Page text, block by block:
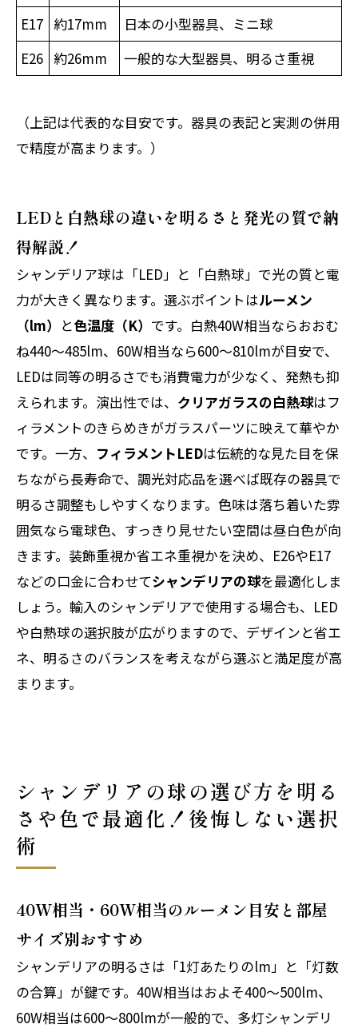
E17 約17mm
日本の小型器具、ミニ球
E26 約26mm 一般的な大型器具、明るさ重視
（上記は代表的な目安です。器具の表記と実測の併用
で精度が高まります。）
LEDと白熱球の違いを明るさと発光の質で納
得解説！
シャンデリア球は「LED」と「白熱球」で光の質と電
力が大きく異なります。選ぶポイントはルーメン
（lm） と色温度（K） です。白熱40W相当ならおおむ
ね440〜485lm、60W相当なら600〜810lmが目安で、
LEDは同等の明るさでも消費電力が少なく、発熱も抑
えられます。演出性では、 クリアガラスの白熱球はフ
ィラメントのきらめきがガラスパーツに映えて華やか
です。一方、 フィラメントLEDは伝統的な見た目を保
ちながら長寿命で、調光対応品を選べば既存の器具で
明るさ調整もしやすくなります。色味は落ち着いた雰
囲気なら電球色、すっきり見せたい空間は昼白色が向
きます。装飾重視か省エネ重視かを決め、E26やE17
などの口金に合わせてシャンデリアの球を最適化しま
しょう。輸入のシャンデリアで使用する場合も、LED
や白熱球の選択肢が広がりますので、デザインと省エ
ネ、明るさのバランスを考えながら選ぶと満足度が高
まります。
シャンデリアの球の選び方を明る
さや色で最適化！後悔しない選択
術
40W相当・60W相当のルーメン目安と部屋
サイズ別おすすめ
シャンデリアの明るさは「1灯あたりのlm」と「灯数
の合算」が鍵です。40W相当はおよそ400〜500lm、
60W相当は600〜800lmが一般的で、多灯シャンデリ